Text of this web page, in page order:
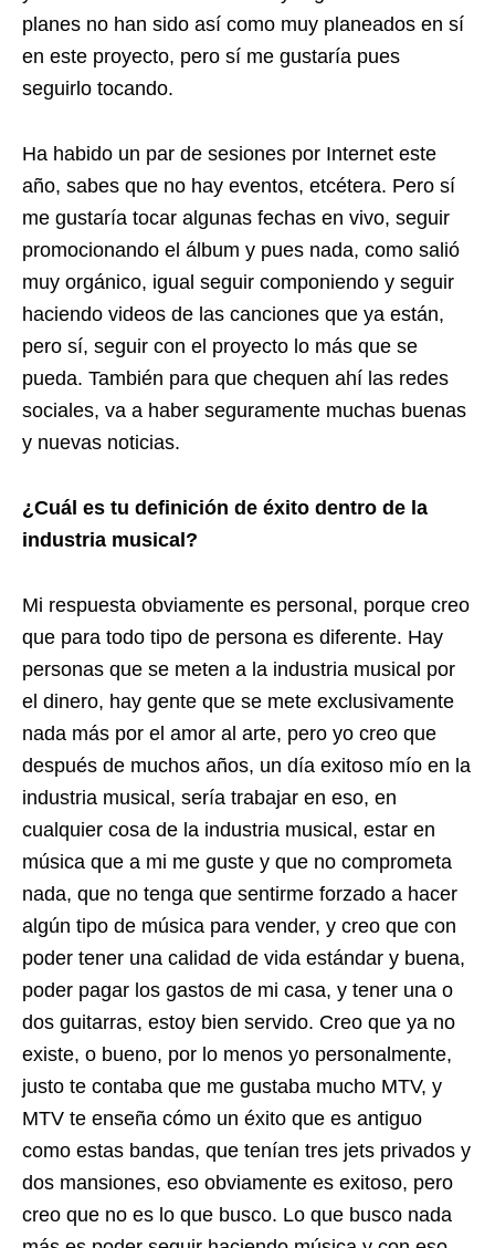
planes no han sido así como muy planeados en sí
en este proyecto, pero sí me gustaría pues
seguirlo tocando.
Ha habido un par de sesiones por Internet este
año, sabes que no hay eventos, etcétera. Pero sí
me gustaría tocar algunas fechas en vivo, seguir
promocionando el álbum y pues nada, como salió
muy orgánico, igual seguir componiendo y seguir
haciendo videos de las canciones que ya están,
pero sí, seguir con el proyecto lo más que se
pueda. También para que chequen ahí las redes
sociales, va a haber seguramente muchas buenas
y nuevas noticias.
¿Cuál es tu definición de éxito dentro de la
industria musical?
Mi respuesta obviamente es personal, porque creo
que para todo tipo de persona es diferente. Hay
personas que se meten a la industria musical por
el dinero, hay gente que se mete exclusivamente
nada más por el amor al arte, pero yo creo que
después de muchos años, un día exitoso mío en la
industria musical, sería trabajar en eso, en
cualquier cosa de la industria musical, estar en
música que a mi me guste y que no comprometa
nada, que no tenga que sentirme forzado a hacer
algún tipo de música para vender, y creo que con
poder tener una calidad de vida estándar y buena,
poder pagar los gastos de mi casa, y tener una o
dos guitarras, estoy bien servido. Creo que ya no
existe, o bueno, por lo menos yo personalmente,
justo te contaba que me gustaba mucho MTV, y
MTV te enseña cómo un éxito que es antiguo
como estas bandas, que tenían tres jets privados y
dos mansiones, eso obviamente es exitoso, pero
creo que no es lo que busco. Lo que busco nada